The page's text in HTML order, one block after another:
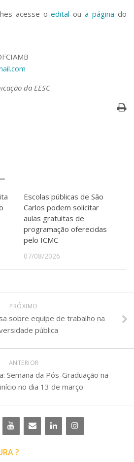
acesse oedital oua página do
da EESC
Escolas públicas de São
Carlos podem solicitar
aulas gratuitas de
programação oferecidas
pelo ICMC
07/08/2026
PRÓXIMO
sobre equipe de trabalho na
pública
ANTERIOR
Semana da Pós-Graduação na
no dia 13 de março
?